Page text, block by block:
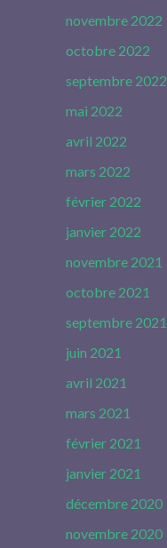
novembre 2022
octobre 2022
septembre 2022
mai 2022
avril 2022
mars 2022
février 2022
janvier 2022
novembre 2021
octobre 2021
septembre 2021
juin 2021
avril 2021
mars 2021
février 2021
janvier 2021
décembre 2020
novembre 2020